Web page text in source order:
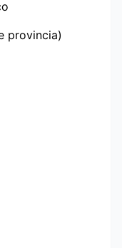
provincia)